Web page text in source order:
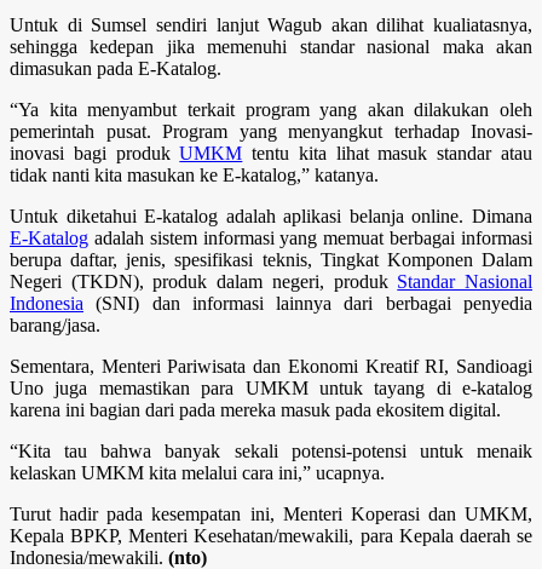
Untuk di Sumsel sendiri lanjut Wagub akan dilihat kualiatasnya,
sehingga kedepan jika memenuhi standar nasional maka akan
dimasukan pada E-Katalog.
“Ya kita menyambut terkait program yang akan dilakukan oleh
pemerintah pusat. Program yang menyangkut terhadap Inovasi-
inovasi bagi produkUMKM tentu kita lihat masuk standar atau
tidak nanti kita masukan ke E-katalog,” katanya.
Untuk diketahui E-katalog adalah aplikasi belanja online. Dimana
E-Katalog adalah sistem informasi yang memuat berbagai informasi
berupa daftar, jenis, spesifikasi teknis, Tingkat Komponen Dalam
Negeri (TKDN), produk dalam negeri, produk Standar Nasional
Indonesia (SNI) dan informasi lainnya dari berbagai penyedia
barang/jasa.
Sementara, Menteri Pariwisata dan Ekonomi Kreatif RI, Sandioagi
Uno juga memastikan para UMKM untuk tayang di e-katalog
karena ini bagian dari pada mereka masuk pada ekositem digital.
“Kita tau bahwa banyak sekali potensi-potensi untuk menaik
kelaskan UMKM kita melalui cara ini,” ucapnya.
Turut hadir pada kesempatan ini, Menteri Koperasi dan UMKM,
Kepala BPKP, Menteri Kesehatan/mewakili, para Kepala daerah se
Indonesia/mewakili. (nto)